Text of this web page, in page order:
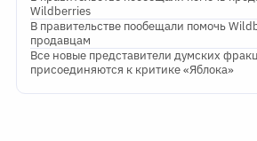
Wildberries
В правительстве пообещали помочь
продавцам
Все новые представители думских
присоединяются к критике «Яблока»